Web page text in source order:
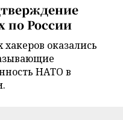
по России
оказались
НАТО в